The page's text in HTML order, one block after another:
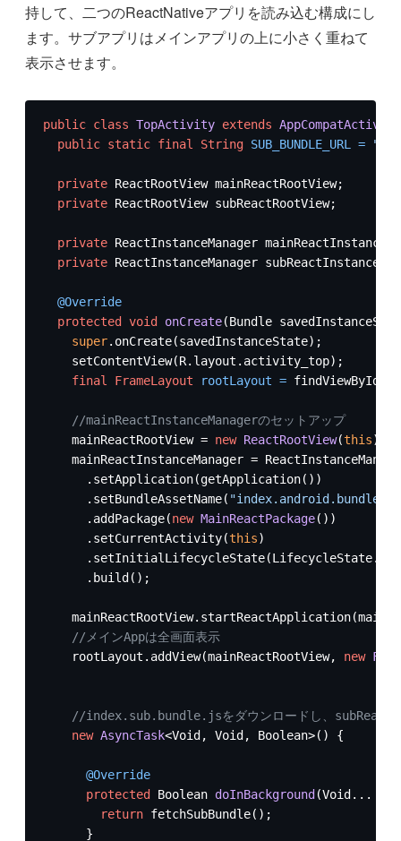
持して、二つのReactNativeアプリを読み込む構成にし
ます。サブアプリはメインアプリの上に小さく重ねて
表示させます。
public class TopActivity extends AppCompatActivity
public static final String SUB_BUNDLE_URL =
private ReactRootView mainReactRootView;
private ReactRootView subReactRootView;
private ReactInstanceManager
private ReactInstanceManager
@Override
protected
void onCreate(Bundle
super.onCreate(savedInstanceState);
    setContentView(R.layout.activity_top);
final
FrameLayout rootLayout =
//mainReactInstanceManagerのセットアップ
    mainReactRootView =
new ReactRootView(this);
mainReactInstanceManager =
      .setApplication(getApplication())
      .setBundleAssetName(
"index.android.bundle"
      .addPackage(
new MainReactPackage())
      .setCurrentActivity(
this)
      .build();
//メインAppは全画面表示
    rootLayout.addView(mainReactRootView,
new
//index.sub.bundle.jsをダウンロードし、
new AsyncTask<Void, Void, Boolean>() {
@Override
protected
Boolean doInBackground (Void...
return fetchSubBundle();
      }